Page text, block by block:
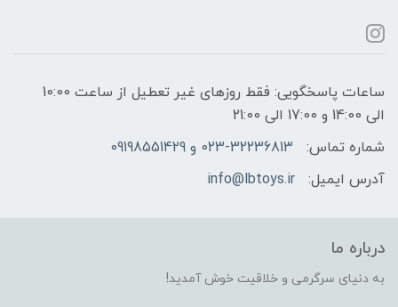
ساعات پاسخگویی: فقط روزهای غیر تعطیل از ساعت 10:00
الی 14:00 و 17:00 الی 21:00
شماره تماس:
023-32236813 و 09198551429
آدرس ایمیل:
info@lbtoys.ir
درباره ما
به دنیای سرگرمی و خلاقیت خوش آمدید!